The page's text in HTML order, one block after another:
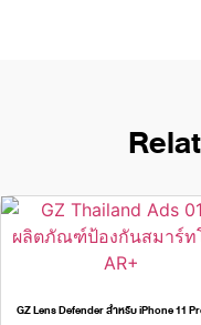
GZ Lens Defender สำหรับ iPhone 11